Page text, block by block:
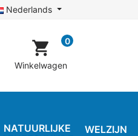
Nederlands
shopping_cart 0
Winkelwagen
NATUURLIJKE
WELZIJN